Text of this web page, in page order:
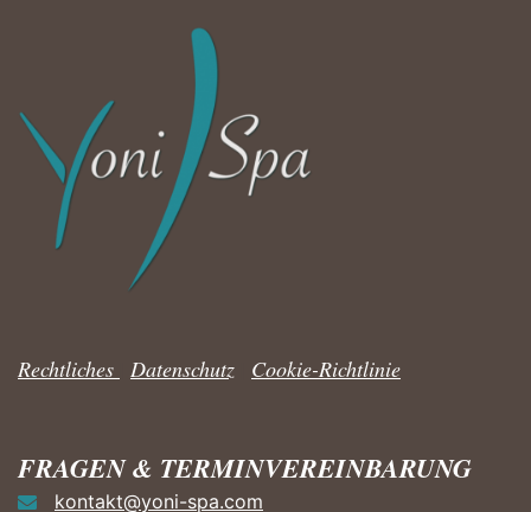
Rechtliches Datenschutz Cookie-Richtlinie
FRAGEN & TERMINVEREINBARUNG
kontakt@yoni-spa.com